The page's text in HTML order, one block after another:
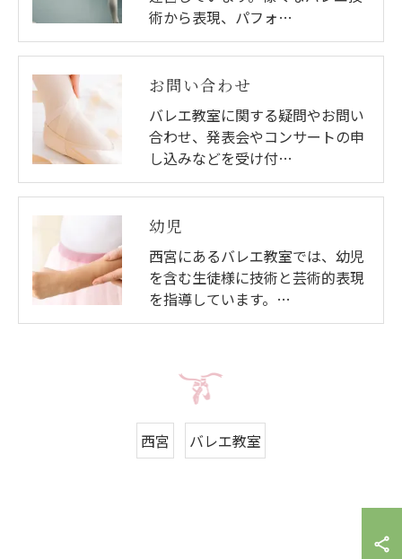
術から表現、パフォ…
お問い合わせ
バレエ教室に関する疑問やお問い
合わせ、発表会やコンサートの申
し込みなどを受け付…
幼児
西宮にあるバレエ教室では、幼児
を含む生徒様に技術と芸術的表現
を指導しています。…
西宮 バレエ教室